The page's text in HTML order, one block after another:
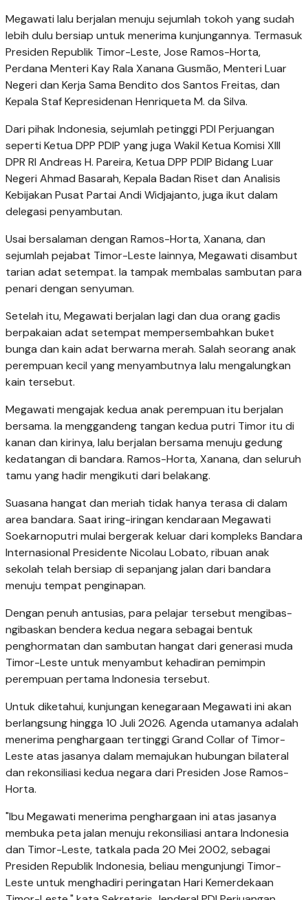
Megawati lalu berjalan menuju sejumlah tokoh yang sudah
lebih dulu bersiap untuk menerima kunjungannya. Termasuk
Presiden Republik Timor-Leste, Jose Ramos-Horta,
Perdana Menteri Kay Rala Xanana Gusmão, Menteri Luar
Negeri dan Kerja Sama Bendito dos Santos Freitas, dan
Kepala Staf Kepresidenan Henriqueta M. da Silva.
Dari pihak Indonesia, sejumlah petinggi PDI Perjuangan
seperti Ketua DPP PDIP yang juga Wakil Ketua Komisi XIII
DPR RI Andreas H. Pareira, Ketua DPP PDIP Bidang Luar
Negeri Ahmad Basarah, Kepala Badan Riset dan Analisis
Kebijakan Pusat Partai Andi Widjajanto, juga ikut dalam
delegasi penyambutan.
Usai bersalaman dengan Ramos-Horta, Xanana, dan
sejumlah pejabat Timor-Leste lainnya, Megawati disambut
tarian adat setempat. Ia tampak membalas sambutan para
penari dengan senyuman.
Setelah itu, Megawati berjalan lagi dan dua orang gadis
berpakaian adat setempat mempersembahkan buket
bunga dan kain adat berwarna merah. Salah seorang anak
perempuan kecil yang menyambutnya lalu mengalungkan
kain tersebut.
Megawati mengajak kedua anak perempuan itu berjalan
bersama. Ia menggandeng tangan kedua putri Timor itu di
kanan dan kirinya, lalu berjalan bersama menuju gedung
kedatangan di bandara. Ramos-Horta, Xanana, dan seluruh
tamu yang hadir mengikuti dari belakang.
Suasana hangat dan meriah tidak hanya terasa di dalam
area bandara. Saat iring-iringan kendaraan Megawati
Soekarnoputri mulai bergerak keluar dari kompleks Bandara
Internasional Presidente Nicolau Lobato, ribuan anak
sekolah telah bersiap di sepanjang jalan dari bandara
menuju tempat penginapan.
Dengan penuh antusias, para pelajar tersebut mengibas-
ngibaskan bendera kedua negara sebagai bentuk
penghormatan dan sambutan hangat dari generasi muda
Timor-Leste untuk menyambut kehadiran pemimpin
perempuan pertama Indonesia tersebut.
Untuk diketahui, kunjungan kenegaraan Megawati ini akan
berlangsung hingga 10 Juli 2026. Agenda utamanya adalah
menerima penghargaan tertinggi Grand Collar of Timor-
Leste atas jasanya dalam memajukan hubungan bilateral
dan rekonsiliasi kedua negara dari Presiden Jose Ramos-
Horta.
"Ibu Megawati menerima penghargaan ini atas jasanya
membuka peta jalan menuju rekonsiliasi antara Indonesia
dan Timor-Leste, tatkala pada 20 Mei 2002, sebagai
Presiden Republik Indonesia, beliau mengunjungi Timor-
Leste untuk menghadiri peringatan Hari Kemerdekaan